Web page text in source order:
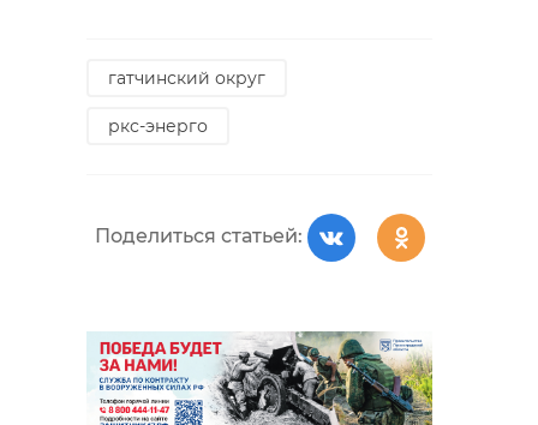
гатчинский округ
ркс-энерго
Поделиться статьей: